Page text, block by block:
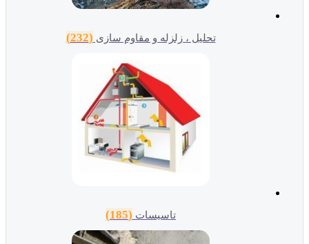
تحلیل ، زلزله و مقاوم سازی(232)
تاسیسات(185)